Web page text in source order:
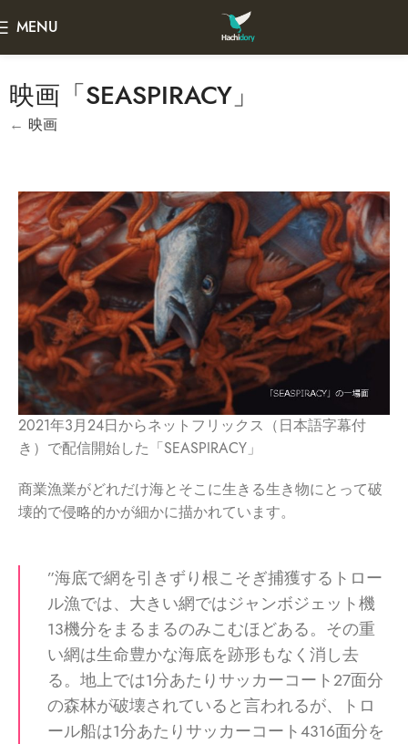
MENU
映画「SEASPIRACY」
← 映画
2021年3月24日からネットフリックス（日本語字幕付
き）で配信開始した「SEASPIRACY」
商業漁業がどれだけ海とそこに生きる生き物にとって破
壊的で侵略的かが細かに描かれています。
”海底で網を引きずり根こそぎ捕獲するトロー
ル漁では、大きい網ではジャンボジェット機
13機分をまるまるのみこむほどある。その重
い網は生命豊かな海底を跡形もなく消し去
る。地上では1分あたりサッカーコート27面分
の森林が破壊されていると言われるが、トロ
ール船は1分あたりサッカーコート4316面分を